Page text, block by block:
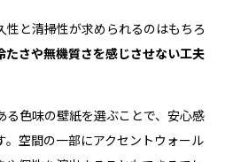
性と清掃性が求められるのはもちろ
たさや無機質さを感じさせない工夫
る色味の壁紙を選ぶことで、安心感
。空間の一部にアクセントウォール